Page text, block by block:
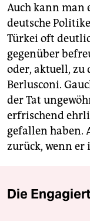
Auch kann man
deutsche
Türkei oft
gegenüber
oder, aktuell, zu
Berlusconi.
der Tat
erfrischend
gefallen haben.
zurück, wenn er
Die